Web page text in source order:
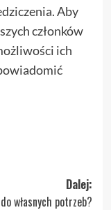
Aby
członków
ich
Dalej:
własnych potrzeb?